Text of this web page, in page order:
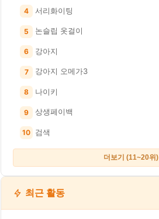
4 서리화이팅
5 논슬립 옷걸이
6 강아지
7 강아지 오메가3
8 나이키
9 상생페이백
10 검색
더보기 (11~20위)
최근 활동